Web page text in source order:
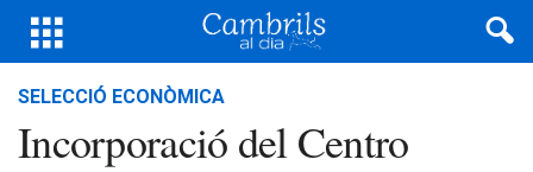
SELECCIÓ ECONÒMICA
Incorporació del Centro